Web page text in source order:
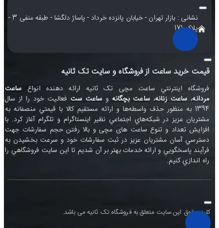
نشانی : بازار تهران - خیابان پانزده خرداد - پاساژ دلگشا - طبقه منفی 3 -
پلاک 171
قیمت خرید ساعت از فروشگاه و سایت تک ثانیه
فروشگاه اينترنتي ساعت مچی تک ثانيه ارائه دهنده انواع ساعت
مردانه، ساعت زنانه،ساعت بچگانهو ساعت ستفعاليت خود را از سال
1394 به منظور حذف واسطه‌ها و ارائه مستقيم کالا با قيمتي منصفانه به
مشتريان عزيز در شبکه‌هاي اجتماعي نظير اينستاگرام و تلگرام آغاز کرد. با
افزايش تعداد و تنوع ساعت های مچی و بالا رفتن حجم سفارشات جهت
دسترسي آسان مشتريان عزيز در ثبت سفارشات خود و سرعت بخشيدن به
فرآيند پاسخگويي و ارائه خدمات بهتر بر آن شديم تا اين سايت فروشگاهي را
راه اندازي کنيم.
کلیه حقوق این سایت متعلق به فروشگاه تک ثانیه می باشد.